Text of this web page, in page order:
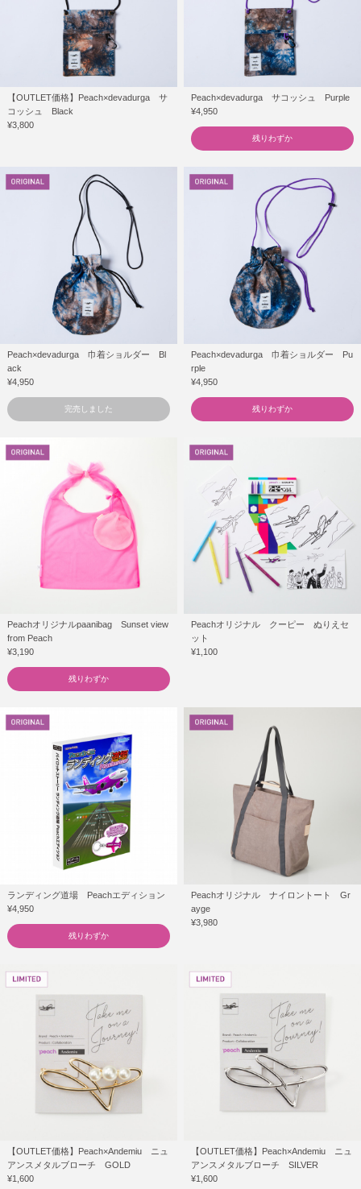
【OUTLET価格】Peach×devadurga サ
コッシュ Black
¥3,800
Peach×devadurga サコッシュ Purple
¥4,950
残りわずか
Peach×devadurga 巾着ショルダー Bl
ack
¥4,950
完売しました
Peach×devadurga 巾着ショルダー Pu
rple
¥4,950
残りわずか
Peachオリジナルpaanibag Sunset view
from Peach
¥3,190
残りわずか
Peachオリジナル クーピー ぬりえセ
ット
¥1,100
ランディング道場 Peachエディション
¥4,950
残りわずか
Peachオリジナル ナイロントート Gr
ayge
¥3,980
【OUTLET価格】Peach×Andemiu ニュ
アンスメタルブローチ GOLD
¥1,600
【OUTLET価格】Peach×Andemiu ニュ
アンスメタルブローチ SILVER
¥1,600